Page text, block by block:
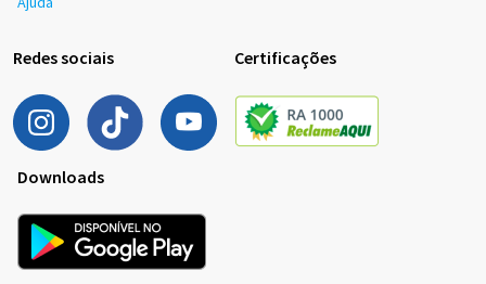
Redes sociais Certificações
Downloads